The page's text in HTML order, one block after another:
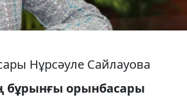
Нұрсәуле Сайлауова
бұрынғы орынбасары